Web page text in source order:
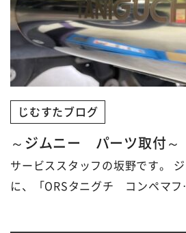
じむすたブログ
～ジムニー パーツ取付～
サービススタッフの坂野です。
に、「ORSタニグチ コンペマ